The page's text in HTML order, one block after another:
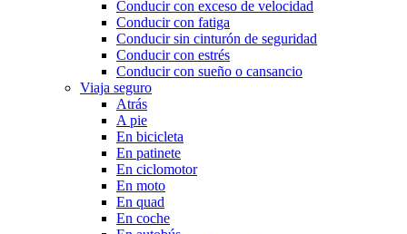
Conducir con exceso de velocidad
Conducir con fatiga
Conducir sin cinturón de seguridad
Conducir con estrés
Conducir con sueño o cansancio
Viaja seguro
Atrás
A pie
En bicicleta
En patinete
En ciclomotor
En moto
En quad
En coche